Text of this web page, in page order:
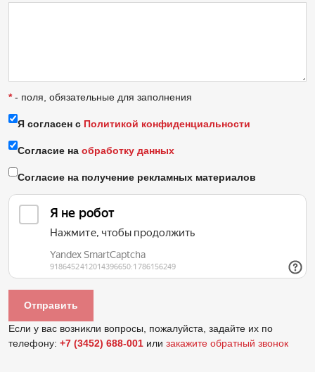
*- поля, обязательные для заполнения
Я согласен с Политикой конфиденциальности
Согласие на обработку данных
Согласие на получение рекламных материалов
Если у вас возникли вопросы, пожалуйста, задайте их по
телефону: +7 (3452) 688-001 или закажите обратный звонок